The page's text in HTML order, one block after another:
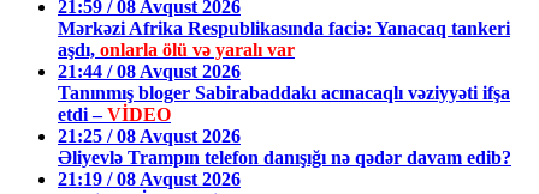
21:59 / 08 Avqust 2026
Mərkəzi Afrika Respublikasında faciə: Yanacaq tankeri
aşdı, onlarla ölü və yaralı var
21:44 / 08 Avqust 2026
Tanınmış bloger Sabirabaddakı acınacaqlı vəziyyəti ifşa
etdi –VİDEO
21:25 / 08 Avqust 2026
Əliyevlə Trampın telefon danışığı nə qədər davam edib?
21:19 / 08 Avqust 2026